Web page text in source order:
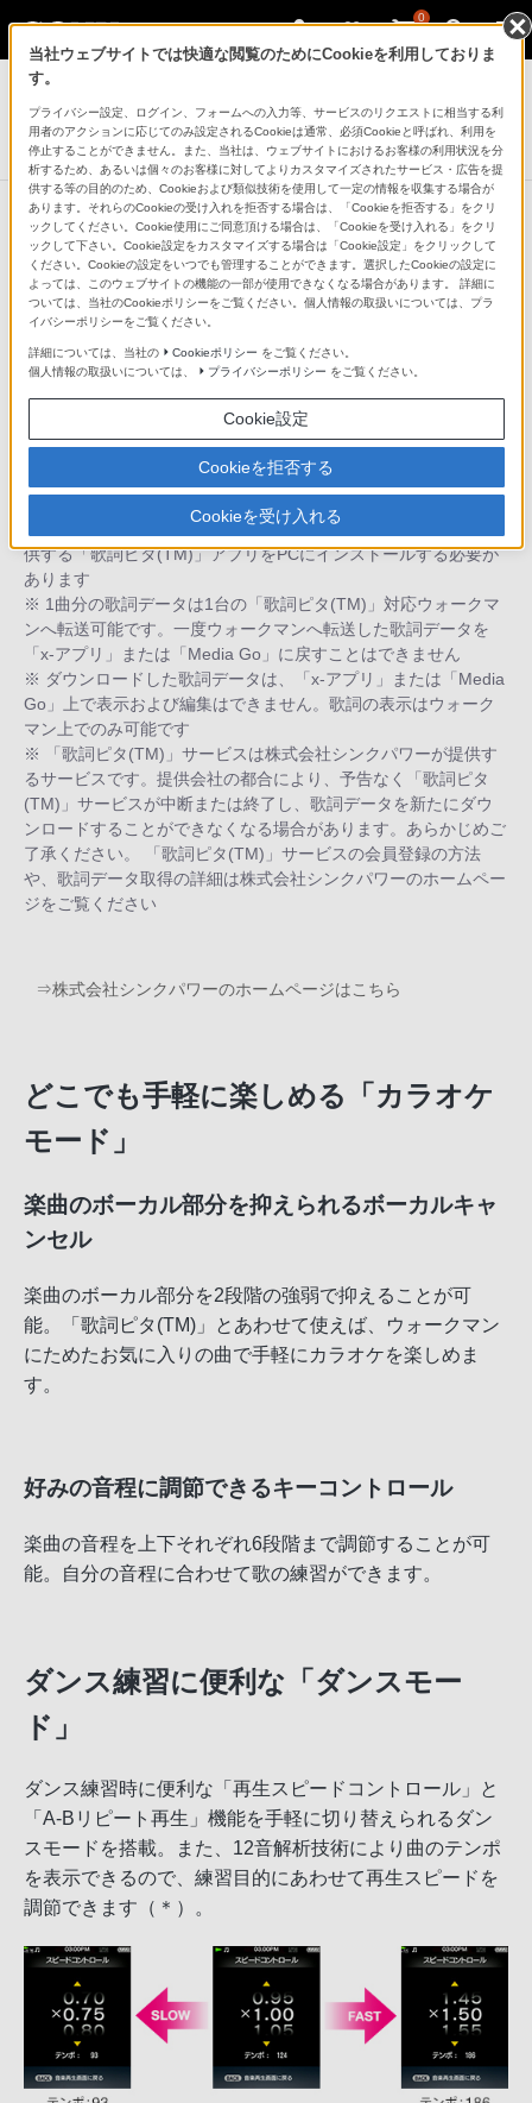
0
ポータブルオーディオプレーヤー ウォークマン
ウォークマンEシリーズ[メモリータイプ]
NW-E080/NW-E080Kシリーズ
音楽と一緒に歌詞も楽しめる「歌詞
ピタ(TM)」
再生中の曲にあわせて歌詞を自動でスクロール表示。歌
詞が見えるとアーティストの想いがより伝わり、音楽が
※ 「歌詞ピタ(TM)」サービスに会員登録することで歌詞の検
索・ダウンロード（有料）が可能になります。あらかじめ「x-ア
プリ」または「Media Go」および、株式会社シンクパワーが提
供する「歌詞ピタ(TM)」アプリをPCにインストールする必要が
あります
※ 1曲分の歌詞データは1台の「歌詞ピタ(TM)」対応ウォークマ
ンへ転送可能です。一度ウォークマンへ転送した歌詞データを
「x-アプリ」または「Media Go」に戻すことはできません
※ ダウンロードした歌詞データは、「x-アプリ」または「Media
Go」上で表示および編集はできません。歌詞の表示はウォーク
マン上でのみ可能です
※ 「歌詞ピタ(TM)」サービスは株式会社シンクパワーが提供す
るサービスです。提供会社の都合により、予告なく「歌詞ピタ
(TM)」サービスが中断または終了し、歌詞データを新たにダウ
ンロードすることができなくなる場合があります。あらかじめご
了承ください。 「歌詞ピタ(TM)」サービスの会員登録の方法
や、歌詞データ取得の詳細は株式会社シンクパワーのホームペー
ジをご覧ください
⇒株式会社シンクパワーのホームページはこちら
どこでも手軽に楽しめる「カラオケ
モード」
楽曲のボーカル部分を抑えられるボーカルキャ
ンセル
楽曲のボーカル部分を2段階の強弱で抑えることが可
能。「歌詞ピタ(TM)」とあわせて使えば、ウォークマン
にためたお気に入りの曲で手軽にカラオケを楽しめま
す。
好みの音程に調節できるキーコントロール
楽曲の音程を上下それぞれ6段階まで調節することが可
能。自分の音程に合わせて歌の練習ができます。
ダンス練習に便利な「ダンスモー
ド」
ダンス練習時に便利な「再生スピードコントロール」と
「A-Bリピート再生」機能を手軽に切り替えられるダン
スモードを搭載。また、12音解析技術により曲のテンポ
を表示できるので、練習目的にあわせて再生スピードを
調節できます（＊）。
当社ウェブサイトでは快適な閲覧のためにCookieを利用しておりま
す。
プライバシー設定、ログイン、フォームへの入力等、サービスのリクエストに相当する利
用者のアクションに応じてのみ設定されるCookieは通常、必須Cookieと呼ばれ、利用を
停止することができません。また、当社は、ウェブサイトにおけるお客様の利用状況を分
析するため、あるいは個々のお客様に対してよりカスタマイズされたサービス・広告を提
供する等の目的のため、Cookieおよび類似技術を使用して一定の情報を収集する場合が
あります。それらのCookieの受け入れを拒否する場合は、「Cookieを拒否する」をクリ
ックしてください。Cookie使用にご同意頂ける場合は、「Cookieを受け入れる」をクリ
ックして下さい。Cookie設定をカスタマイズする場合は「Cookie設定」をクリックして
ください。Cookieの設定をいつでも管理することができます。選択したCookieの設定に
よっては、このウェブサイトの機能の一部が使用できなくなる場合があります。 詳細に
ついては、当社のCookieポリシーをご覧ください。個人情報の取扱いについては、プラ
イバシーポリシーをご覧ください。
詳細については、当社の Cookieポリシー をご覧ください。
個人情報の取扱いについては、
プライバシーポリシー をご覧ください。
Cookie設定
Cookieを拒否する
Cookieを受け入れる